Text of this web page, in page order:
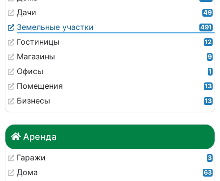
Дачи 49
Земельные участки 491
Гостиницы 12
Магазины 9
Офисы 1
Помещения 13
Бизнесы 13
Аренда
Гаражи 3
Дома 63